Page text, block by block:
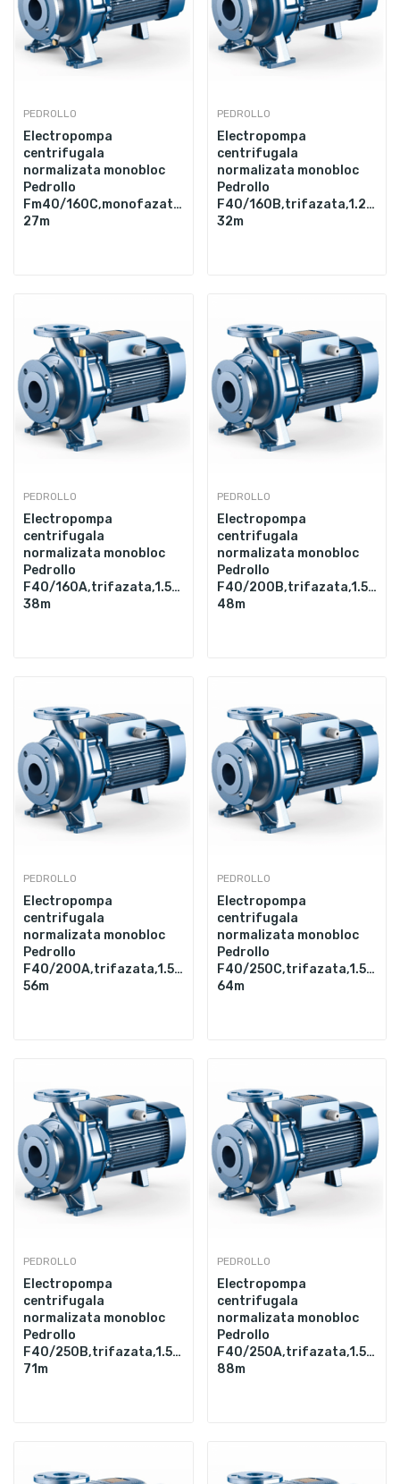
PEDROLLO
Electropompa
centrifugala
normalizata monobloc
Pedrollo
Fm40/160C,monofazata,1.5",2200W,600L/min,Hmax.
27m
PEDROLLO
Electropompa
centrifugala
normalizata monobloc
Pedrollo
F40/
32m
PEDROLLO
Electropompa
centrifugala
normalizata monobloc
Pedrollo
F40/160A,trifazata,1.5",4000W,700L/min,Hmax.
38m
PEDROLLO
Electropompa
centrifugala
normalizata monobloc
Pedrollo
F40/
48m
PEDROLLO
Electropompa
centrifugala
normalizata monobloc
Pedrollo
F40/200A,trifazata,1.5",7500W,700L/min,Hmax.
56m
PEDROLLO
Electropompa
centrifugala
normalizata monobloc
Pedrollo
F40/
64m
PEDROLLO
Electropompa
centrifugala
normalizata monobloc
Pedrollo
F40/250B,trifazata,1.5",11000W,700L/min,Hmax.
71m
PEDROLLO
Electropompa
centrifugala
normalizata monobloc
Pedrollo
F40/
88m